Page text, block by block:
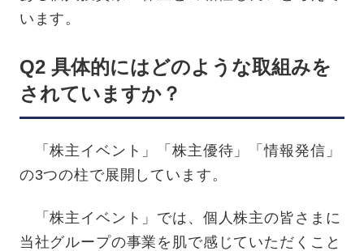
います。
Q2 具体的にはどのような取組みを
されていますか？
「株主イベント」「株主優待」「情報発信」
の3つの柱で展開しています。
「株主イベント」では、個人株主の皆さまに
当社グループの事業を肌で感じていただくこと